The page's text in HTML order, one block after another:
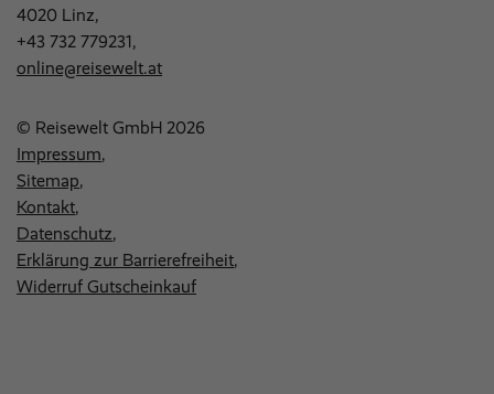
4020 Linz,
+43 732 779231,
online@reisewelt.at
© Reisewelt GmbH 2026
Impressum
Sitemap
Kontakt
Datenschutz
Erklärung zur Barrierefreiheit
Widerruf Gutscheinkauf